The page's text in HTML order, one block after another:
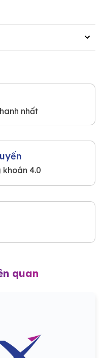
nhất
khoán 4.0
quan